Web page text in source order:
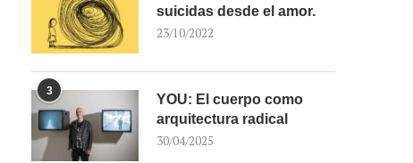
suicidas desde el amor.
23/10/2022
3
YOU: El cuerpo como
arquitectura radical
30/04/2025